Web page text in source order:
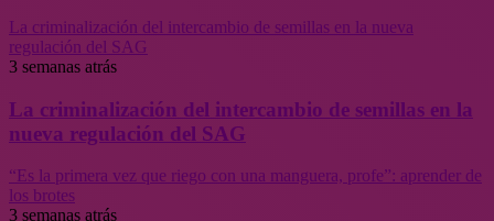
La criminalización del intercambio de semillas en la nueva
regulación del SAG
3 semanas atrás
La criminalización del intercambio de semillas en la
nueva regulación del SAG
“Es la primera vez que riego con una manguera, profe”: aprender de
los brotes
3 semanas atrás